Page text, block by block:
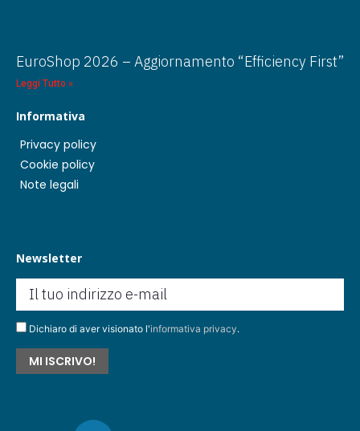
EuroShop 2026 – Aggiornamento “Efficiency First”
Leggi Tutto »
Informativa
Privacy policy
Cookie policy
Note legali
Newsletter
Dichiaro di aver visionato l'informativa privacy.